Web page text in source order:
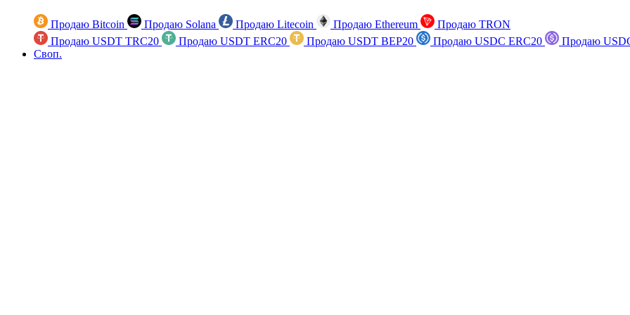
Продаю Bitcoin Продаю Solana Продаю Litecoin Продаю Ethereum
Продаю TRON
Продаю USDT TRC20
Продаю USDT ERC20 Продаю USDT BEP20 Продаю USDC ERC20
Продаю
Своп.